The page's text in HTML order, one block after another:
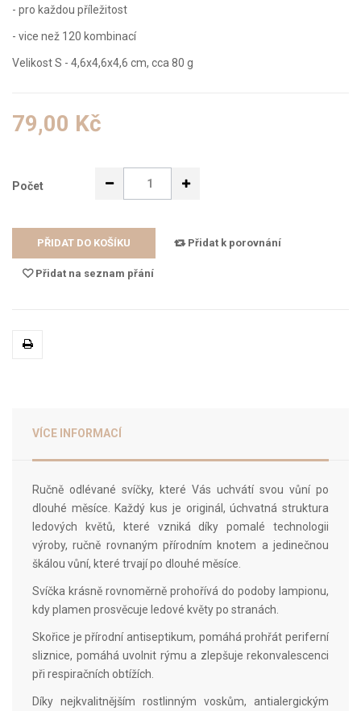
- pro každou příležitost
- vice než 120 kombinací
Velikost S - 4,6x4,6x4,6 cm, cca 80 g
79,00 Kč
Počet
PŘIDAT DO KOŠÍKU Přidat k porovnání
Přidat na seznam přání
VÍCE INFORMACÍ
Ručně odlévané svíčky, které Vás uchvátí svou vůní po
dlouhé měsíce. Každý kus je originál, úchvatná struktura
ledových květů, které vzniká díky pomalé technologii
výroby, ručně rovnaným přírodním knotem a jedinečnou
škálou vůní, které trvají po dlouhé měsíce.
Svíčka krásně rovnoměrně prohořívá do podoby lampionu,
kdy plamen prosvěcuje ledové květy po stranách.
Skořice je přírodní antiseptikum, pomáhá prohřát periferní
sliznice, pomáhá uvolnit rýmu a zlepšuje rekonvalescenci
při respiračních obtížích.
Díky nejkvalitnějším rostlinným voskům, antialergickým